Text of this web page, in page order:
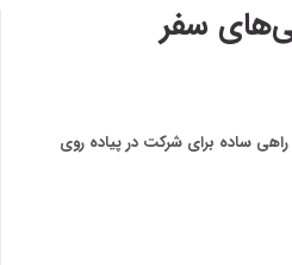
سفر
ساده برای شرکت در پیاده روی